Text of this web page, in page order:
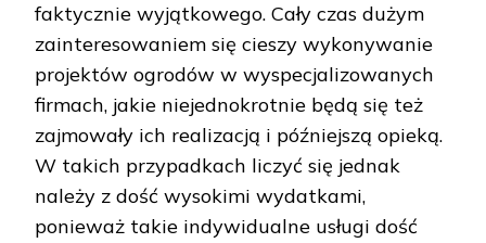
faktycznie wyjątkowego. Cały czas dużym
zainteresowaniem się cieszy wykonywanie
projektów ogrodów w wyspecjalizowanych
firmach, jakie niejednokrotnie będą się też
zajmowały ich realizacją i późniejszą opieką.
W takich przypadkach liczyć się jednak
należy z dość wysokimi wydatkami,
ponieważ takie indywidualne usługi dość